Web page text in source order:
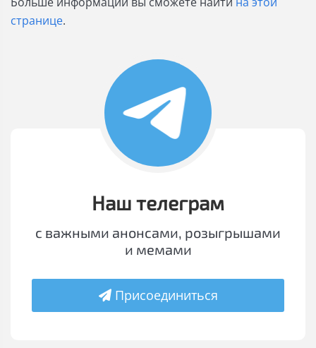
странице.
Наш телеграм
с важными анонсами, розыгрышами
и мемами
Присоединиться